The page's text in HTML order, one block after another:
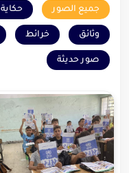
جميع الصور
وثائق خرائط
صور حديثة